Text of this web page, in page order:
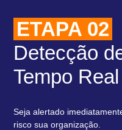
ETAPA 02
Detecção
Tempo Real
Seja alertado
risco sua organização.